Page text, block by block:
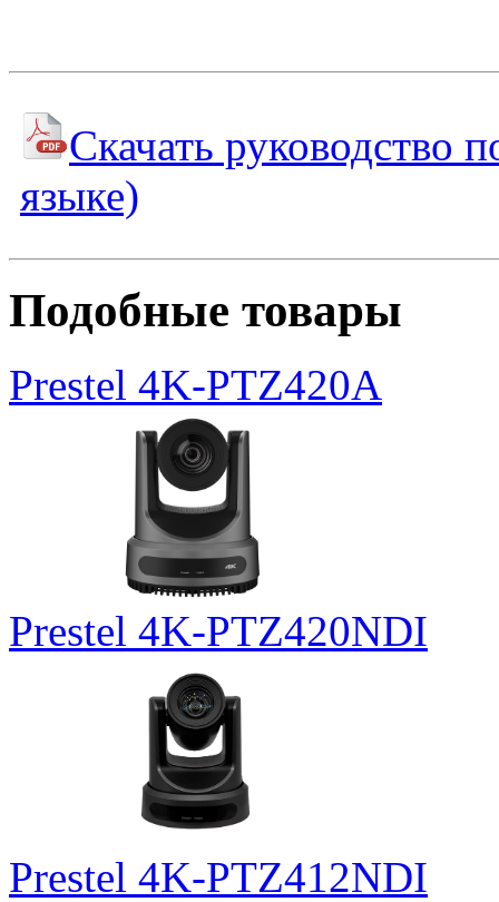
Скачать руководство
языке)
Подобные товары
Prestel 4K-PTZ420A
Prestel 4K-PTZ420NDI
Prestel 4K-PTZ412NDI